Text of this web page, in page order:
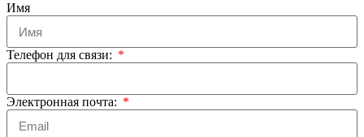
Имя
Телефон для связи:
Электронная почта: